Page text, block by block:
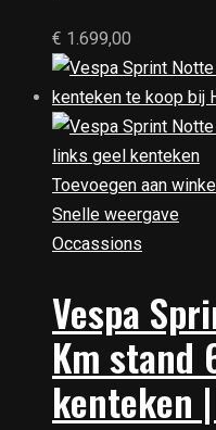
€ 1.699,00
Toevoegen aan
Snelle weergave
Occassions
Vespa
Km stand
kenteken